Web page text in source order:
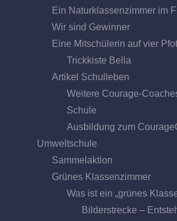
Ein Naturklassenzimmer im
Wir sind Gewinner
Eine Mitschülerin auf vier
Trickkiste Bella
Artikel Schulleben
Weitere Courage-
Schule
Ausbildung zum
Umweltschule
Sammelaktion
Grünes Klassenzimmer
Was ist ein „grünes
Bilderstrecke –